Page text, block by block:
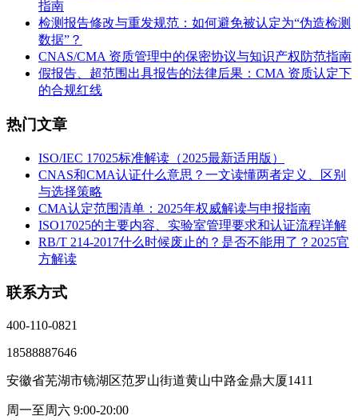
指南
检测报告修改与重发规范：如何避免被认定为“伪造检测
数据”？
CNAS/CMA 资质管理中的保密协议与知识产权防范指南
假报告、超范围出具报告的法律后果：CMA 资质认定下
的合规红线
热门文章
ISO/IEC 17025标准解读（2025最新适用版）
CNAS和CMA认证什么意思？一文读懂两者定义、区别
与选择策略
CMA认定范围清单：2025年权威解读与申报指南
ISO17025的主要内容、实验室管理要求和认证流程详解
RB/T 214-2017什么时候废止的？是否不能用了？2025官
方解读
联系方式
400-110-0821
18588887646
安徽省芜湖市镜湖区范罗山街道黄山中路金鼎大厦1411
周一至周六 9:00-20:00